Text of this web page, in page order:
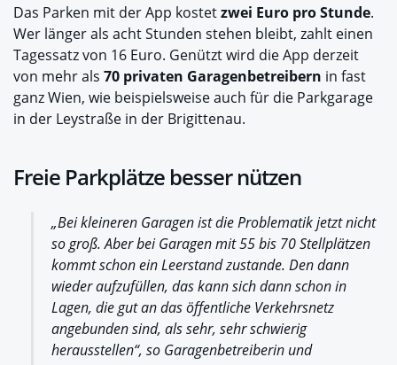
Das Parken mit der App kostetzwei Euro pro Stunde.
Wer länger als acht Stunden stehen bleibt, zahlt einen
Tagessatz von 16 Euro. Genützt wird die App derzeit
von mehr als 70 privaten Garagenbetreibern in fast
ganz Wien, wie beispielsweise auch für die Parkgarage
in der Leystraße in der Brigittenau.
Freie Parkplätze besser nützen
„Bei kleineren Garagen ist die Problematik jetzt nicht
so groß. Aber bei Garagen mit 55 bis 70 Stellplätzen
kommt schon ein Leerstand zustande. Den dann
wieder aufzufüllen, das kann sich dann schon in
Lagen, die gut an das öffentliche Verkehrsnetz
angebunden sind, als sehr, sehr schwierig
herausstellen“, so Garagenbetreiberin und